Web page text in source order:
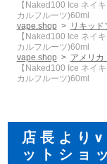
【Naked100 Ice ネイ
カルフルーツ)60ml
vape.shop
リキッド
【Naked100 Ice ネイ
カルフルーツ)60ml
vape.shop
アメリカ
【Naked100 Ice ネイ
カルフルーツ)60ml
店長より
ットショ